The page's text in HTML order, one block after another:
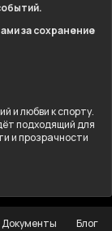
за сохранение
и любви к спорту.
подходящий для
и прозрачности
Документы
Блог